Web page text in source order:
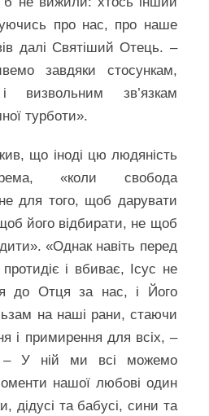
про нас, про наше
далі Святіший Отець. –
завдяки стосункам,
визвольним зв’язкам
турботи».
що іноді цю людяність
«коли свобода
для того, щоб дарувати
його відбирати, не щоб
«Однак навіть перед
і вбиває, Ісус не
до Отця за нас, і Його
на наші рани, стаючи
і примирення для всіх, –
– У ній ми всі можемо
нашої любові один
дідусі та бабусі, сини та